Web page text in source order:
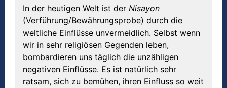
In der heutigen Welt ist der Nisayon
(Verführung/Bewährungsprobe) durch die
weltliche Einflüsse unvermeidlich. Selbst wenn
wir in sehr religiösen Gegenden leben,
bombardieren uns täglich die unzähligen
negativen Einflüsse. Es ist natürlich sehr
ratsam, sich zu bemühen, ihren Einfluss so weit